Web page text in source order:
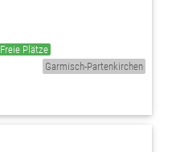
Freie Plätze
Garmisch-Partenkirchen